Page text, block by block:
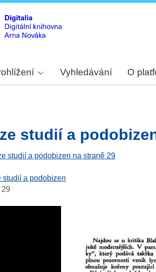
Vyhledávání O
studií a
studií a podobizen na straně 29
studií a podobizen
29